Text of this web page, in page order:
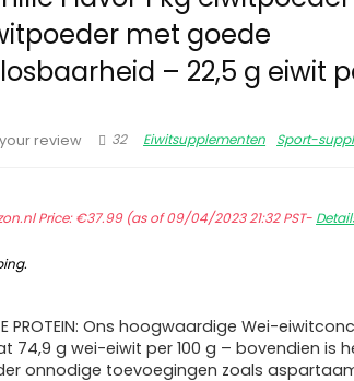
met goede
– 22,5 g eiwit
review 32 Eiwitsupplementen Sport-
Price:€37.99(as of 09/04/2023 21:32 PST-
.
PROTEIN: Ons hoogwaardige Wei-
74,9 g wei-eiwit per 100 g – bovendien is
onnodige toevoegingen zoals